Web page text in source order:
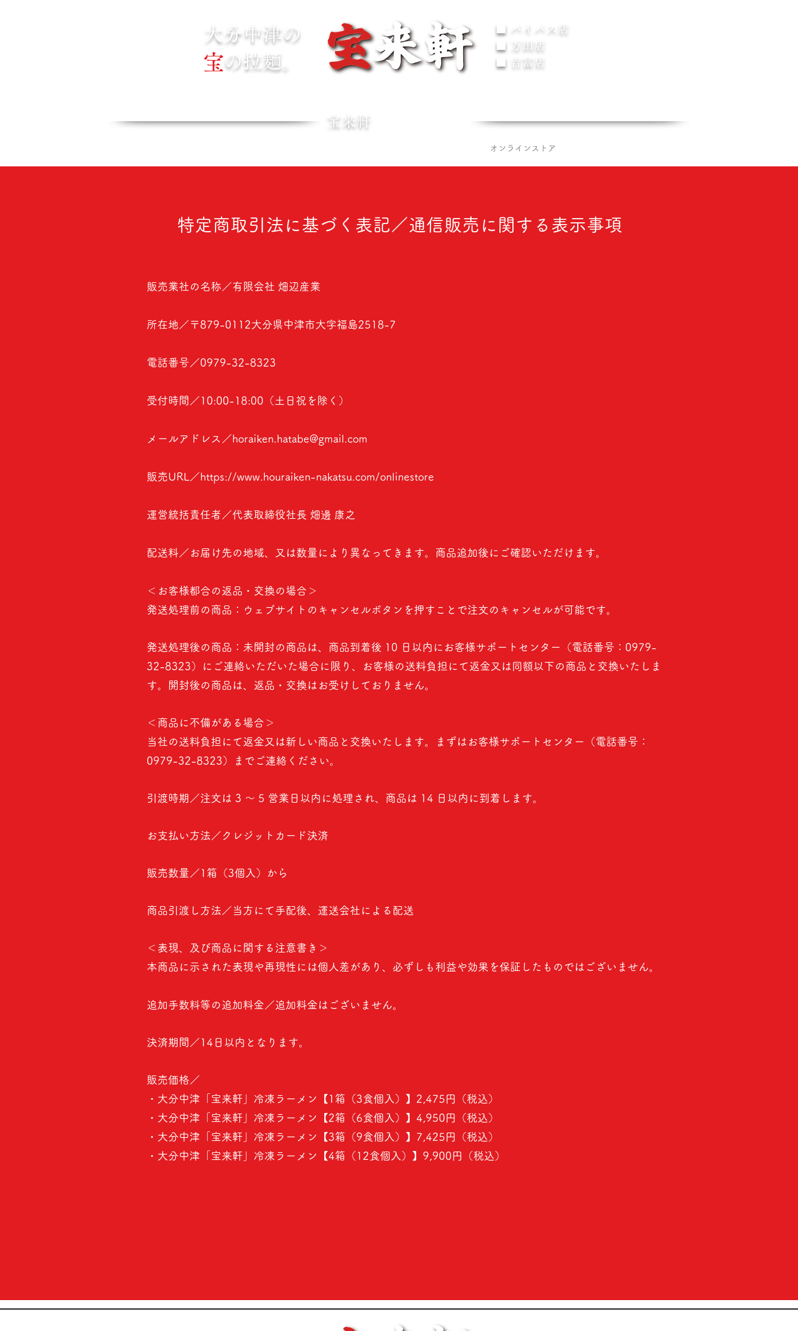
大分中津の
の拉麺。
宝
■ バイパス店
■ 万田店
■ 吉富店
宝来軒
オンラインストア
特定商取引法に基づく表記／通信販売に関する表示事項
販売業社の名称／有限会社 畑辺産業
所在地／〒879-0112大分県中津市大字福島2518-7
電話番号／0979-32-8323
受付時間／10:00-18:00（土日祝を除く）
メールアドレス／horaiken.hatabe@gmail.com
販売URL／https://www.houraiken-nakatsu.com/onlinestore
運営統括責任者／代表取締役社長 畑邊 康之
配送料／お届け先の地域、又は数量により異なってきます。商品追加後にご確認いただけます。
＜お客様都合の返品・交換の場合＞
発送処理前の商品：ウェブサイトのキャンセルボタンを押すことで注文のキャンセルが可能です。
発送処理後の商品：未開封の商品は、商品到着後 10 日以内にお客様サポートセンター（電話番号：0979-
32-8323）にご連絡いただいた場合に限り、お客様の送料負担にて返金又は同額以下の商品と交換いたしま
す。開封後の商品は、返品・交換はお受けしておりません。
＜商品に不備がある場合＞
当社の送料負担にて返金又は新しい商品と交換いたします。まずはお客様サポートセンター（電話番号：
0979-32-8323）までご連絡ください。
引渡時期／注文は 3 ～ 5 営業日以内に処理され、商品は 14 日以内に到着します。
お支払い方法／クレジットカード決済
販売数量／1箱（3個入）から
商品引渡し方法／当方にて手配後、運送会社による配送
＜表現、及び商品に関する注意書き＞
本商品に示された表現や再現性には個人差があり、必ずしも利益や効果を保証したものではございません。
追加手数料等の追加料金／追加料金はございません。
決済期間／14日以内となります。
販売価格／
・大分中津「宝来軒」冷凍ラーメン【1箱（3食個入）】2,475円（税込）
・大分中津「宝来軒」冷凍ラーメン【2箱（6食個入）】4,950円（税込）
・大分中津「宝来軒」冷凍ラーメン【3箱（9食個入）】7,425円（税込）
・大分中津「宝来軒」冷凍ラーメン【4箱（12食個入）】9,900円（税込）